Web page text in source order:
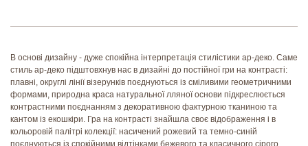
В основі дизайну - дуже спокійна інтерпретація стилістики ар-деко. Саме
стиль ар-деко підштовхнув нас в дизайні до постійної гри на контрасті:
плавні, округлі лінії візерунків поєднуються із сміливими геометричними
формами, природна краса натуральної лляної основи підкреслюється
контрастними поєднанням з декоративною фактурною тканиною та
кантом із екошкіри. Гра на контрасті знайшла своє відображення і в
кольоровій палітрі колекції: насичений рожевий та темно-синій
поєднуються із спокійними відтінками бежевого та класичного сірого.